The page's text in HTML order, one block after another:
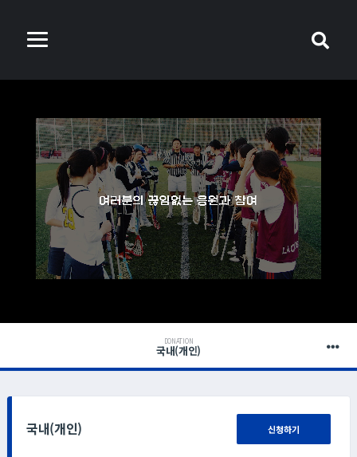
DONATION
국내(개인)
국내(개인) 신청하기